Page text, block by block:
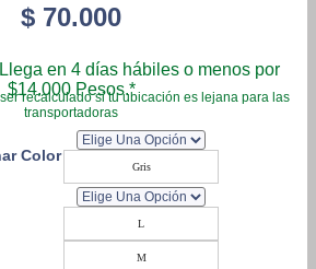
$ 70.000
Llega en 4 días hábiles o menos por
$14.000 Pesos.*
recalculado si tu ubicación es lejana para las
transportadoras
Color
Gris
L
M